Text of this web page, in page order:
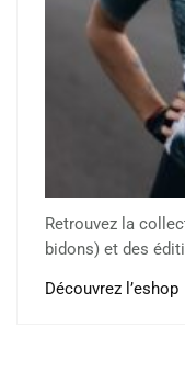
Retrouvez la
bidons) et des
Découvrez l’eshop